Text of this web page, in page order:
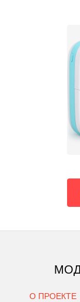
О ПРОЕКТЕ